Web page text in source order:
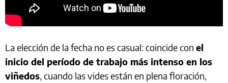
La elección de la fecha no es casual: coincide con el
inicio del período de trabajo más intenso en los
viñedos, cuando las vides están en plena floración,